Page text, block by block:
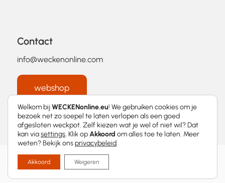
Contact
info@weckenonline.com
webshop
2026 © WECKENonline.eu │
Welkom bijWECKENonline.eu! We gebruiken cookies om je
bezoek net zo soepel te laten verlopen als een goed
afgesloten weckpot. Zelf kiezen wat je wel of niet wil? Dat
kan viasettings. Klik opAkkoord om alles toe te laten. Meer
weten? Bekijk onsprivacybeleid.
Akkoord Weigeren